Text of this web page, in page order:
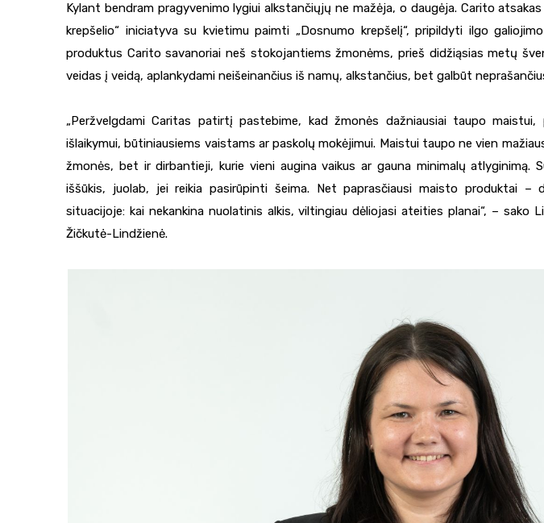
Kylant bendram pragyvenimo lygiui alkstančiųjų ne mažėja, o daugėja. Carito
krepšelio“ iniciatyva su kvietimu paimti „Dosnumo krepšelį“, pripildyti ilgo
produktus Carito savanoriai neš stokojantiems žmonėms, prieš didžiąsias metų
veidas į veidą, aplankydami neišeinančius iš namų, alkstančius, bet galbūt
„Peržvelgdami Caritas patirtį pastebime, kad žmonės dažniausiai taupo
išlaikymui, būtiniausiems vaistams ar paskolų mokėjimui. Maistui taupo ne vien
žmonės, bet ir dirbantieji, kurie vieni augina vaikus ar gauna minimalų atlyginimą.
iššūkis, juolab, jei reikia pasirūpinti šeima. Net paprasčiausi maisto produktai –
situacijoje: kai nekankina nuolatinis alkis, viltingiau dėliojasi ateities planai“, – sako
Žičkutė-Lindžienė.